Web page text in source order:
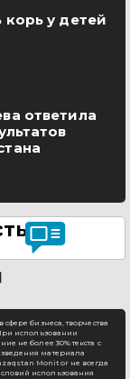
корь у детей
ответила
бизнеса, творчества
использовании
не более 30% текста с
материала
Monitor не всегда
использования